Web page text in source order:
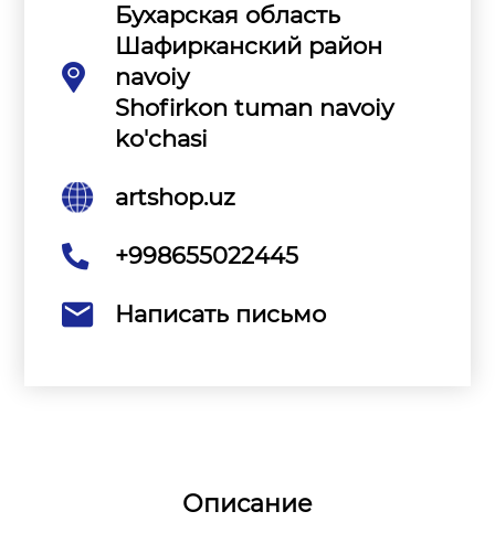
Бухарская область
Шафирканский район
navoiy
Shofirkon tuman navoiy
ko'chasi
artshop.uz
+998655022445
Написать письмо
Описание